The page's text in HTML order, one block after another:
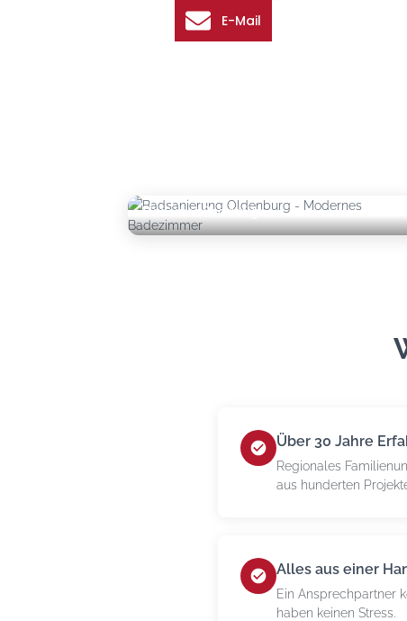
Modernes Baddesign
Über 30 Jahre
Regionales
aus hunderten
Alles aus einer
Ein Ansprechpartner
haben keinen Stress.
E-Mail